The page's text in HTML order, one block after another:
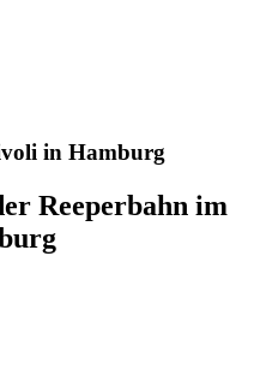
in Hamburg
Reeperbahn im